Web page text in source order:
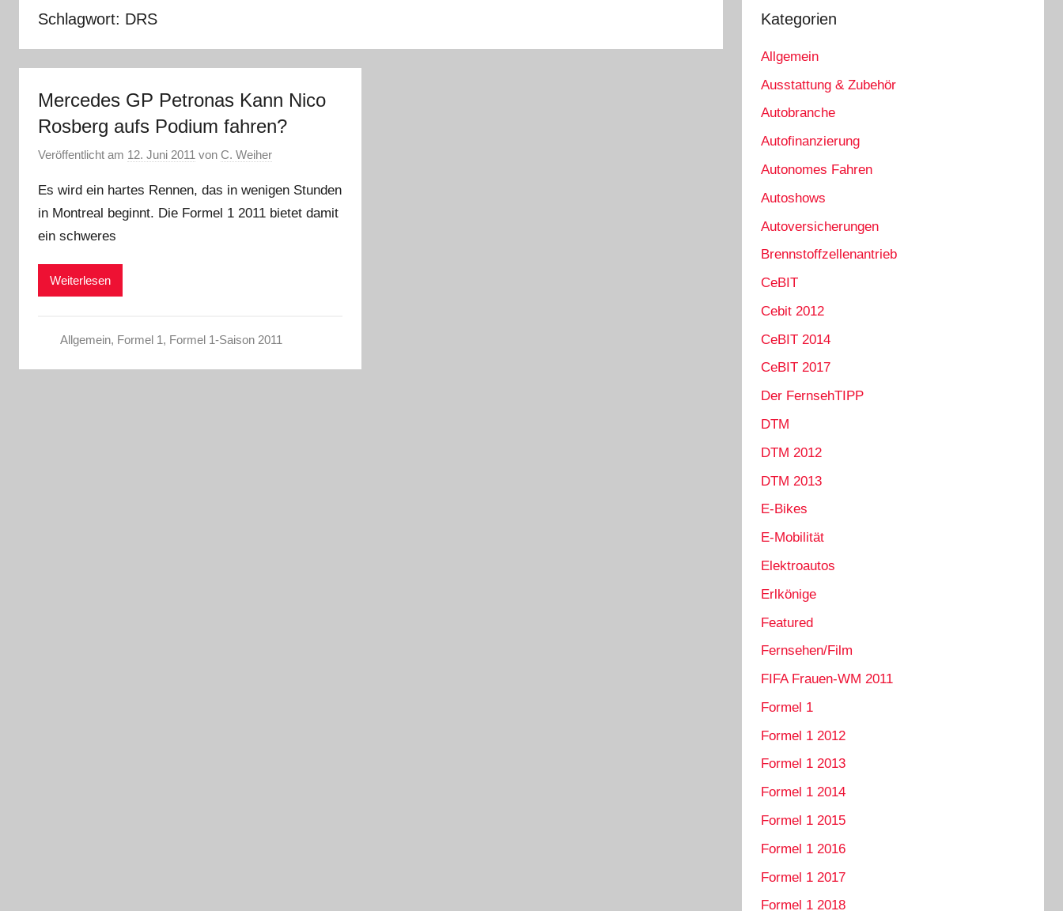
Schlagwort: DRS
Mercedes GP Petronas Kann Nico
Rosberg aufs Podium fahren?
Veröffentlicht am 12. Juni 2011 von C. Weiher
Es wird ein hartes Rennen, das in wenigen Stunden
in Montreal beginnt. Die Formel 1 2011 bietet damit
ein schweres
Weiterlesen
Allgemein, Formel 1, Formel 1-Saison 2011
Kategorien
Allgemein
Ausstattung & Zubehör
Autobranche
Autofinanzierung
Autonomes Fahren
Autoshows
Autoversicherungen
Brennstoffzellenantrieb
CeBIT
Cebit 2012
CeBIT 2014
CeBIT 2017
Der FernsehTIPP
DTM
DTM 2012
DTM 2013
E-Bikes
E-Mobilität
Elektroautos
Erlkönige
Featured
Fernsehen/Film
FIFA Frauen-WM 2011
Formel 1
Formel 1 2012
Formel 1 2013
Formel 1 2014
Formel 1 2015
Formel 1 2016
Formel 1 2017
Formel 1 2018